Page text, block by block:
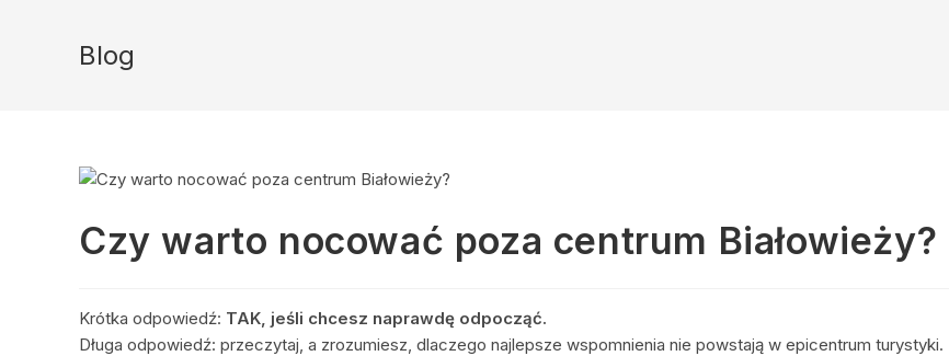
Blog
Czy warto nocować poza centrum Białowieży?
Krótka odpowiedź: TAK, jeśli chcesz naprawdę odpocząć.
Długa odpowiedź: przeczytaj, a zrozumiesz, dlaczego najlepsze wspomnienia nie powstają w epicentrum turystyki.